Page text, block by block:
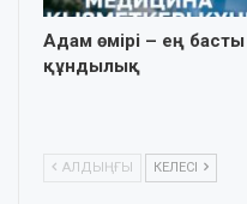
Адам өмірі – ең басты
құндылық
АЛДЫҢҒЫ КЕЛЕСІ